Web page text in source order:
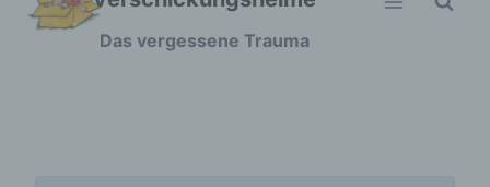
Zum
Das vergessene Trauma